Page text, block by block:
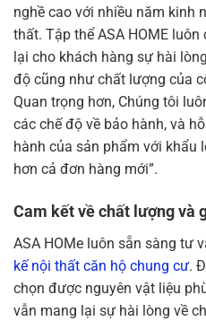
nghề cao với nhiều năm kinh
thất. Tập thể ASA HOME
lại cho khách hàng sự hài
độ cũng như chất lượng của
Quan trọng hơn, Chúng tôi
các chế độ về bảo hành, và
hành của sản phẩm với khẩu
hơn cả đơn hàng mới”.
Cam kết về chất lượng và
ASA HOMe luôn sẵn sàng tư
kế nội thất căn hộ chung cư.
chọn được nguyên vật liệu
vẫn mang lại sự hài lòng về